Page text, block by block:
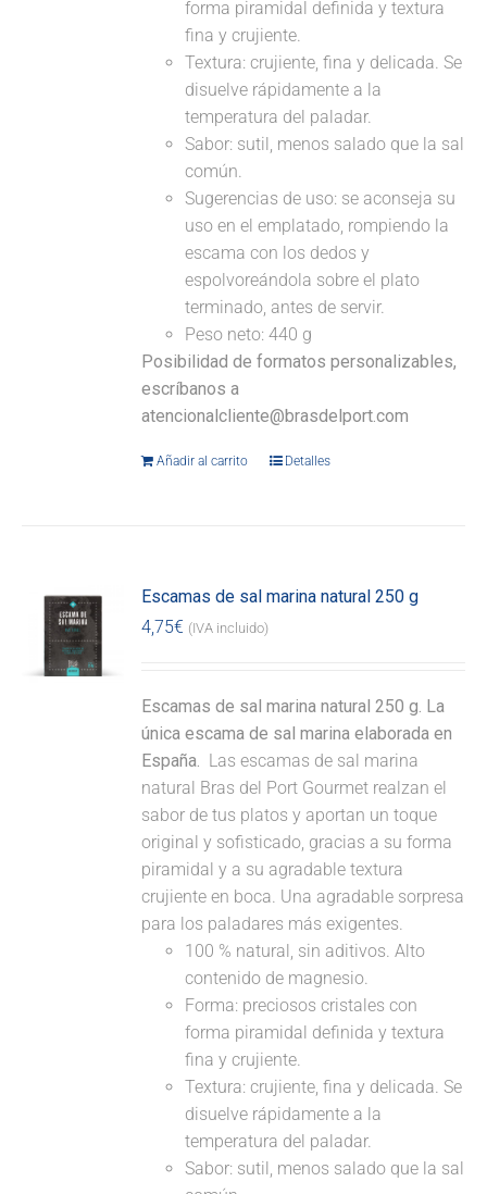
forma piramidal definida y textura
fina y crujiente.
Textura: crujiente, fina y delicada. Se
disuelve rápidamente a la
temperatura del paladar.
Sabor: sutil, menos salado que la sal
común.
Sugerencias de uso: se aconseja su
uso en el emplatado, rompiendo la
escama con los dedos y
espolvoreándola sobre el plato
terminado, antes de servir.
Peso neto: 440 g
Posibilidad de formatos personalizables,
escríbanos a
atencionalcliente@brasdelport.com
Añadir al carrito Detalles
Escamas de sal marina natural 250 g
4,75€ (IVA incluido)
Escamas de sal marina natural 250 g. La
única escama de sal marina elaborada en
España. Las escamas de sal marina
natural Bras del Port Gourmet realzan el
sabor de tus platos y aportan un toque
original y sofisticado, gracias a su forma
piramidal y a su agradable textura
crujiente en boca. Una agradable sorpresa
para los paladares más exigentes.
100 % natural, sin aditivos. Alto
contenido de magnesio.
Forma: preciosos cristales con
forma piramidal definida y textura
fina y crujiente.
Textura: crujiente, fina y delicada. Se
disuelve rápidamente a la
temperatura del paladar.
Sabor: sutil, menos salado que la sal